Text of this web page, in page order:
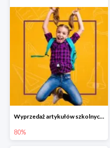
Wyprzedaż artykułów szkolnych w Smyku do -80%
80%